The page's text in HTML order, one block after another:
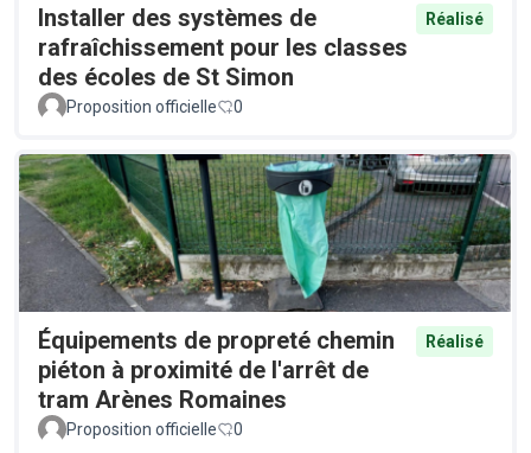
Installer des systèmes de
rafraîchissement pour les classes
des écoles de St Simon
Réalisé
Proposition officielle 0
Équipements de propreté chemin
piéton à proximité de l'arrêt de
tram Arènes Romaines
Réalisé
Proposition officielle 0